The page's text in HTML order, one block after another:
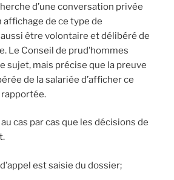
d’une conversation privée
affichage de ce type de
être volontaire et délibéré de
Le Conseil de prud’hommes
sujet, mais précise que la preuve
de la salariée d’afficher ce
rapportée.
cas par cas que les décisions de
est saisie du dossier;